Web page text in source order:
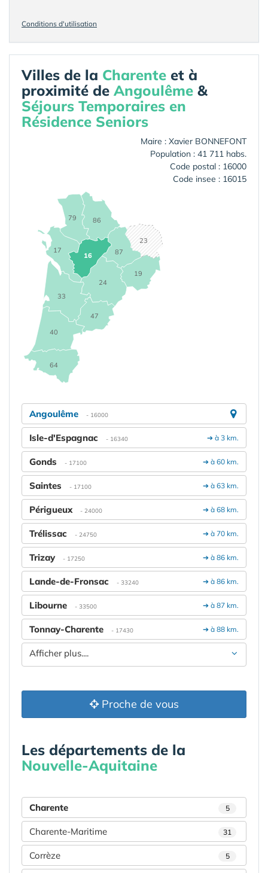
Conditions d'utilisation
Villes de la Charente et à
proximité de Angoulême &
Séjours Temporaires en
Résidence Seniors
Maire : Xavier BONNEFONT
Population : 41 711 habs.
Code postal : 16000
Code insee : 16015
16
17
19
23
24
33
40
47
64
79 86
87
Angoulême - 16000
➔ à 3 km.
Isle-d'Espagnac - 16340
➔ à 60 km.
Gonds - 17100
➔ à 63 km.
Saintes - 17100
➔ à 68 km.
Périgueux - 24000
➔ à 70 km.
Trélissac - 24750
➔ à 86 km.
Trizay - 17250
➔ à 86 km.
Lande-de-Fronsac - 33240
➔ à 87 km.
Libourne - 33500
➔ à 88 km.
Tonnay-Charente - 17430
Afficher plus....
Proche de vous
Les départements de la
Nouvelle-Aquitaine
Charente 5
Charente-Maritime 31
Corrèze 5